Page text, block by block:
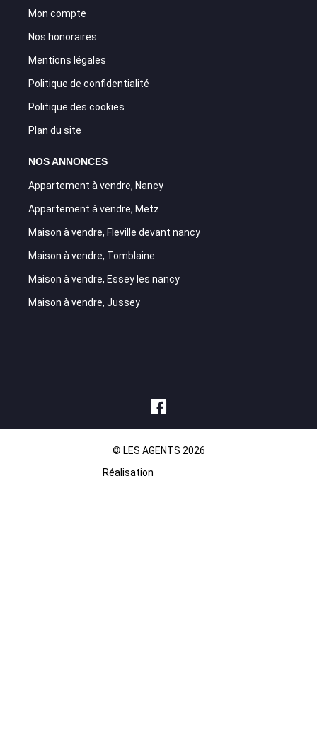
Mon compte
Nos honoraires
Mentions légales
Politique de confidentialité
Politique des cookies
Plan du site
NOS ANNONCES
Appartement à vendre, Nancy
Appartement à vendre, Metz
Maison à vendre, Fleville devant nancy
Maison à vendre, Tomblaine
Maison à vendre, Essey les nancy
Maison à vendre, Jussey
© LES AGENTS 2026
Réalisation